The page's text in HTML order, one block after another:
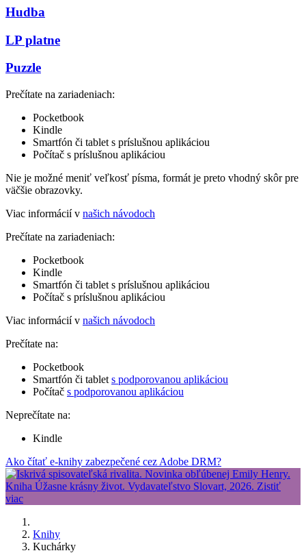
Hudba
LP platne
Puzzle
Prečítate na zariadeniach:
Pocketbook
Kindle
Smartfón či tablet s príslušnou aplikáciou
Počítač s príslušnou aplikáciou
Nie je možné meniť veľkosť písma, formát je preto vhodný skôr pre
väčšie obrazovky.
Viac informácií v našich návodoch
Prečítate na zariadeniach:
Pocketbook
Kindle
Smartfón či tablet s príslušnou aplikáciou
Počítač s príslušnou aplikáciou
Viac informácií v našich návodoch
Prečítate na:
Pocketbook
Smartfón či tablet s podporovanou aplikáciou
Počítač s podporovanou aplikáciou
Neprečítate na:
Kindle
Ako čítať e-knihy zabezpečené cez Adobe DRM?
Knihy
Kuchárky